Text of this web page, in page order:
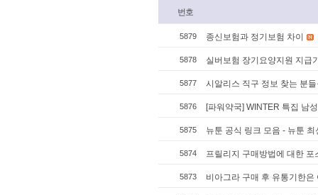
번호
5879 종신보험과 정기보험 차이
5878 실버보험 장기요양지원 지급
5877 시알리스 직구 정보 찾는 분
5876 [파워약국] WINTER 특집 남
5875 뉴툰 공식 링크 모음 - 뉴툰
5874 프릴리지 구매방법에 대한
5873 비아그라 구매 후 유통기한